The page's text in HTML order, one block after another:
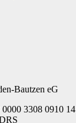
Bautzen eG
3308 0910 14